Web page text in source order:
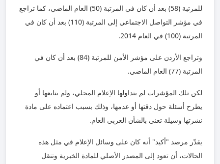
للمرتبة (58) بعد أن كان في المرتبة (50) العام الماضي، كما تراجع
في مؤشر التواصل الاجتماعي إلى المرتبة (110) بعد أن كان في
المرتبة (100) في العام 2014.
وتراجع الأردن على مؤشر الأمن للمرتبة (84) بعد أن كان في
المرتبة (77) العام الماضي.
لكن تلك المؤشرات لم يتداولها الإعلام المحلي، ولم يتابعها أو
يطرح أسئلة حول دقتها أو عدمها، وذلك بسبب اعتماده على مادة
نشرتها وسيلة تعنى بالشأن العربي العام.
يقدّر مرصد "أكيد" أنه كان على وسائل الإعلام في مثل هذه
الحالات، أن تعود إلى المصدر الأصلي للمادة الخبرية وتنقل